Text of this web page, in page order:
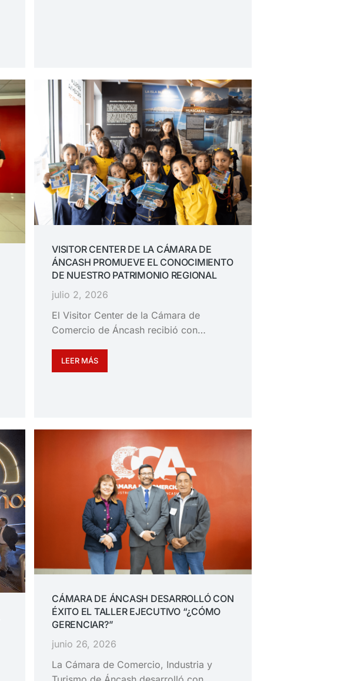
VISITOR CENTER DE LA CÁMARA DE
ÁNCASH PROMUEVE EL CONOCIMIENTO
DE NUESTRO PATRIMONIO REGIONAL
julio 2, 2026
El Visitor Center de la Cámara de
Comercio de Áncash recibió con…
LEER MÁS
CÁMARA DE ÁNCASH DESARROLLÓ CON
ÉXITO EL TALLER EJECUTIVO “¿CÓMO
GERENCIAR?”
junio 26, 2026
La Cámara de Comercio, Industria y